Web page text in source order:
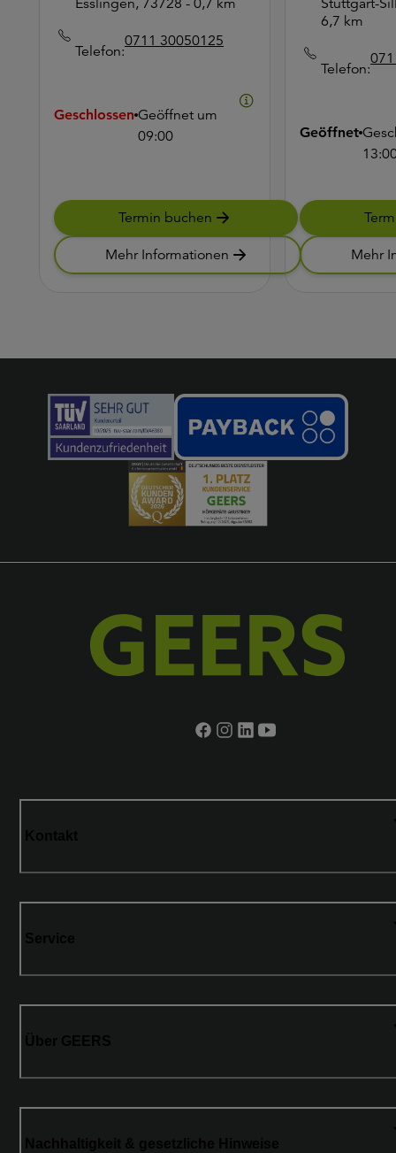
Esslingen, 73728 - 0,7 km
Telefon:
0711 30050125
Geschlossen Geöffnet um
09:00
Termin buchen
Mehr Informationen
Stuttgart-
6,7 km
Telefon:
Geöffnet
Mehr